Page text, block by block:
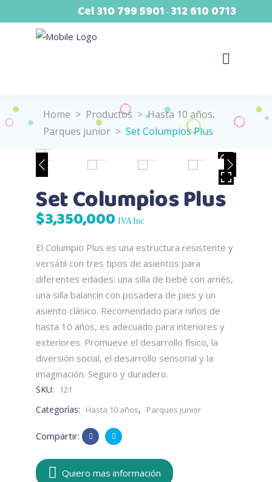
Cel310 799 5901 - 312 610 0713
Home > Productos >Hasta 10 años,
Parques junior > Set Columpios Plus
HOVER
Set Columpios Plus
$3,350,000 IVA Inc
El Columpio Plus es una estructura resistente y
versátil con tres tipos de asientos para
diferentes edades: una silla de bebé con arnés,
una silla balancín con posadera de pies y un
asiento clásico. Recomendado para niños de
hasta 10 años, es adecuado para interiores y
exteriores. Promueve el desarrollo físico, la
diversión social, el desarrollo sensorial y la
imaginación. Seguro y duradero.
SKU: 121
Categorías: Hasta 10 años, Parques junior
Compartir:
Quiero mas información